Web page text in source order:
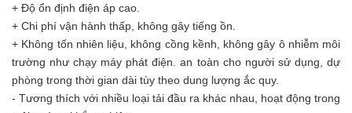
+ Độ ổn định điện áp cao.
+ Chi phí vận hành thấp, không gây tiếng ồn.
+ Không tốn nhiên liệu, không cồng kềnh, không gây ô nhiễm môi
trường như chạy máy phát điện. an toàn cho người sử dụng, dự
phòng trong thời gian dài tùy theo dung lượng ắc quy.
- Tương thích với nhiều loại tải đầu ra khác nhau, hoạt động trong